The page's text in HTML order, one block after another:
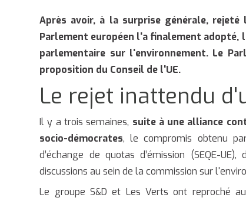
Après avoir, à la surprise générale,
Parlement européen l'a finalement adopté,
parlementaire sur l'environnement. Le
proposition du Conseil de l'UE.
Le rejet inattendu
Il y a trois semaines, suite à une alliance
socio-démocrates, le compromis obtenu
d’échange de quotas d’émission (SEQE-
discussions au sein de la commission sur
Le groupe S&D et Les Verts ont reproché